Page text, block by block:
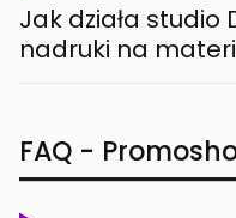
Jak działa studio
nadruki na
FAQ -